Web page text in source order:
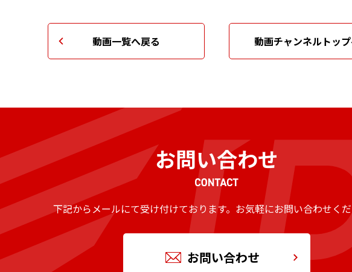
動画一覧へ戻る 動画チャンネルトッ
お問い合わせ
下記からメールにて受け付けております。 お気軽にお問い合わせく
お問い合わせ